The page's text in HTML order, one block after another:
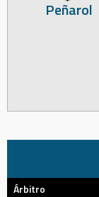
Peñarol
Árbitro